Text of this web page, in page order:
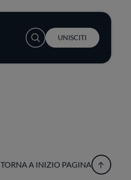
User account menu
UNISCITI
TORNA A INIZIO PAGINA